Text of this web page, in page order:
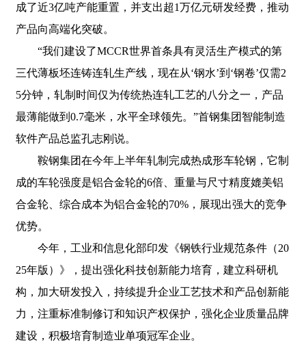
成了近3亿吨产能重置，并支出超1万亿元研发经费，推动
产品向高端化突破。
“我们建设了MCCR世界首条具有灵活生产模式的第
三代薄板坯连铸连轧生产线，现在从‘钢水’到‘钢卷’仅需2
5分钟，轧制时间仅为传统热连轧工艺的八分之一，产品
最薄能做到0.7毫米，水平全球领先。”首钢集团智能制造
软件产品总监孔志刚说。
鞍钢集团在今年上半年轧制完成热成形车轮钢，它制
成的车轮强度是铝合金轮的6倍、重量与尺寸精度媲美铝
合金轮、综合成本为铝合金轮的70%，展现出强大的竞争
优势。
今年，工业和信息化部印发《钢铁行业规范条件（20
25年版）》，提出强化科技创新能力培育，建立科研机
构，加大研发投入，持续提升企业工艺技术和产品创新能
力，注重标准制修订和知识产权保护，强化企业质量品牌
建设，积极培育制造业单项冠军企业。